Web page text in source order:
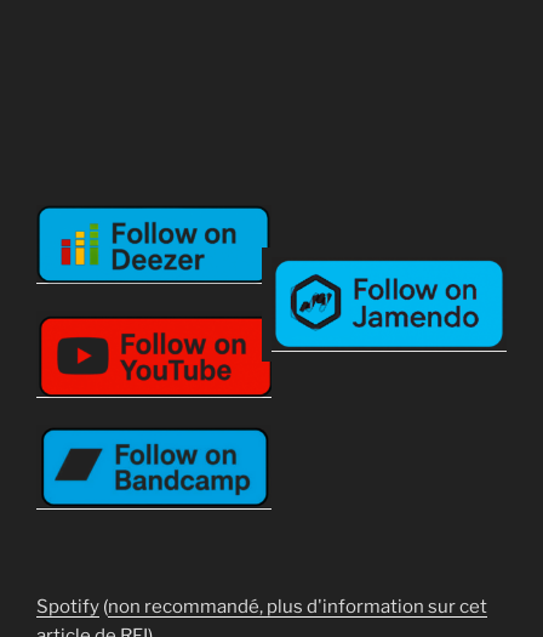
Spotify (non recommandé, plus d'information sur cet